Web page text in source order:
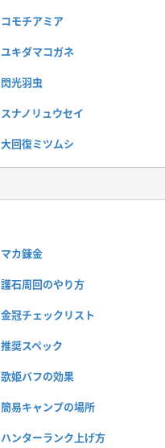
コモチアミア
ユキダマコガネ
閃光羽虫
スナノリュウセイ
大回復ミツムシ
マカ錬金
護石周回のやり方
金冠チェックリスト
推奨スペック
歌姫バフの効果
簡易キャンプの場所
ハンターランク上げ方